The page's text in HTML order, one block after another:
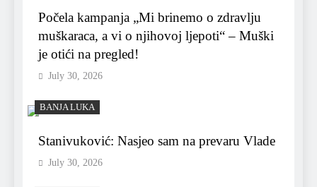
Počela kampanja „Mi brinemo o zdravlju
muškaraca, a vi o njihovoj ljepoti“ – Muški
je otići na pregled!
July 30, 2026
BANJA LUKA
Stanivuković: Nasjeo sam na prevaru Vlade
July 30, 2026